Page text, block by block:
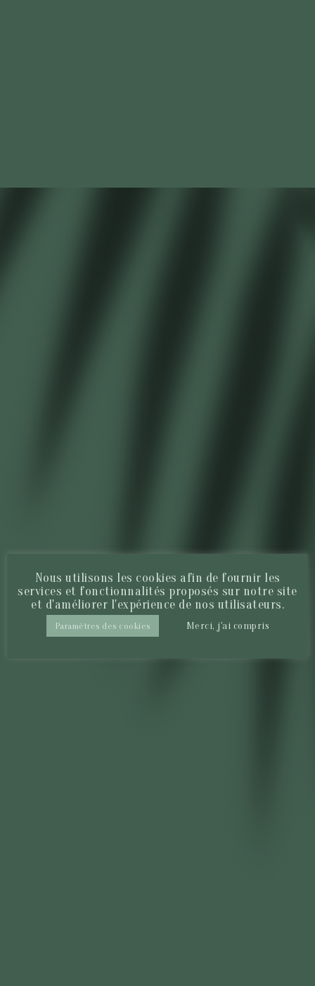
Nous utilisons les cookies afin de fournir les
services et fonctionnalités proposés sur notre site
et d'améliorer l'expérience de nos utilisateurs.
Paramètres des cookies Merci, j'ai compris